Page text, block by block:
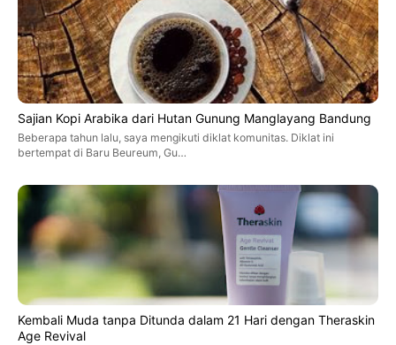
Sajian Kopi Arabika dari Hutan Gunung Manglayang Bandung
Beberapa tahun lalu, saya mengikuti diklat komunitas. Diklat ini
bertempat di Baru Beureum, Gu…
Kembali Muda tanpa Ditunda dalam 21 Hari dengan Theraskin
Age Revival